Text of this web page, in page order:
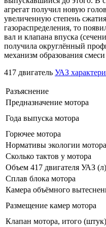
агрегат получил новую
увеличенную степень
газораспределения, то
вал и клапана впуска
получила округлённый
механизм образования
417 двигатель УАЗ
Разъяснение
Предназначение мотора
Года выпуска мотора
Горючее мотора
Нормативы экологии мотора
Сколько тактов у мотора
Объем 417 двигателя УАЗ (л)
Сплав блока мотора
Камера объёмного
Размещение камер мотора
Клапан мотора, итого (штук)